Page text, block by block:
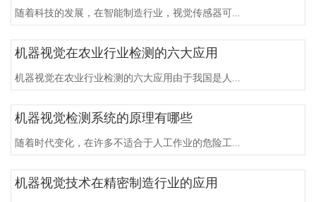
随着科技的发展，在智能制造行业，视觉传感器可...
机器视觉在农业行业检测的六大应用
机器视觉在农业行业检测的六大应用由于我国是人...
机器视觉检测系统的原理有哪些
随着时代变化，在许多不适合于人工作业的危险工...
机器视觉技术在精密制造行业的应用